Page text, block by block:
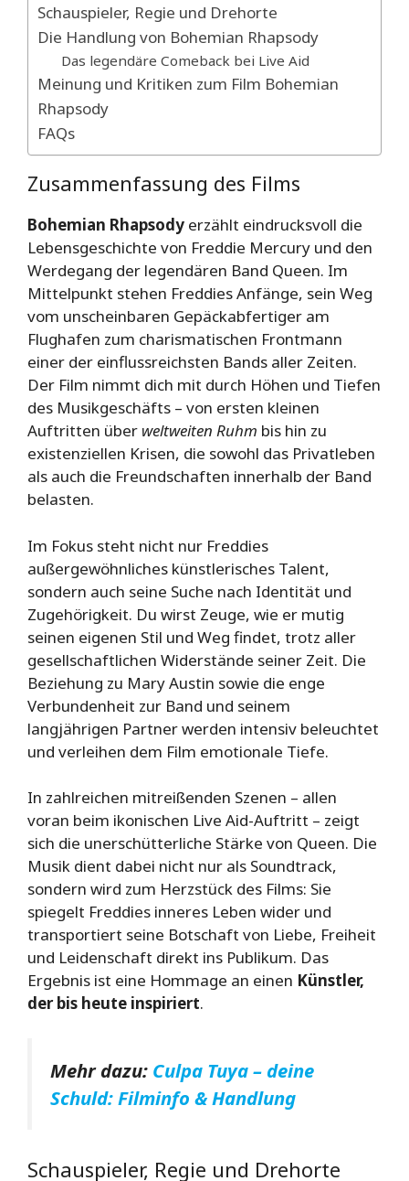
Schauspieler, Regie und Drehorte
Die Handlung von Bohemian Rhapsody
Das legendäre Comeback bei Live Aid
Meinung und Kritiken zum Film Bohemian
Rhapsody
FAQs
Zusammenfassung des Films
Bohemian Rhapsody erzählt eindrucksvoll die
Lebensgeschichte von Freddie Mercury und den
Werdegang der legendären Band Queen. Im
Mittelpunkt stehen Freddies Anfänge, sein Weg
vom unscheinbaren Gepäckabfertiger am
Flughafen zum charismatischen Frontmann
einer der einflussreichsten Bands aller Zeiten.
Der Film nimmt dich mit durch Höhen und Tiefen
des Musikgeschäfts – von ersten kleinen
Auftritten über weltweiten Ruhm bis hin zu
existenziellen Krisen, die sowohl das Privatleben
als auch die Freundschaften innerhalb der Band
belasten.
Im Fokus steht nicht nur Freddies
außergewöhnliches künstlerisches Talent,
sondern auch seine Suche nach Identität und
Zugehörigkeit. Du wirst Zeuge, wie er mutig
seinen eigenen Stil und Weg findet, trotz aller
gesellschaftlichen Widerstände seiner Zeit. Die
Beziehung zu Mary Austin sowie die enge
Verbundenheit zur Band und seinem
langjährigen Partner werden intensiv beleuchtet
und verleihen dem Film emotionale Tiefe.
In zahlreichen mitreißenden Szenen – allen
voran beim ikonischen Live Aid-Auftritt – zeigt
sich die unerschütterliche Stärke von Queen. Die
Musik dient dabei nicht nur als Soundtrack,
sondern wird zum Herzstück des Films: Sie
spiegelt Freddies inneres Leben wider und
transportiert seine Botschaft von Liebe, Freiheit
und Leidenschaft direkt ins Publikum. Das
Ergebnis ist eine Hommage an einen Künstler,
der bis heute inspiriert.
Mehr dazu: Culpa Tuya – deine
Schuld: Filminfo & Handlung
Schauspieler, Regie und Drehorte